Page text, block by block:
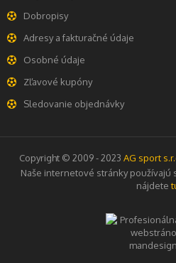
Dobropisy
Adresy a fakturačné údaje
Osobné údaje
Zľavové kupóny
Sledovanie objednávky
Copyright © 2009 - 2023 AG sport
Naše internetové stránky používajú
nájdete